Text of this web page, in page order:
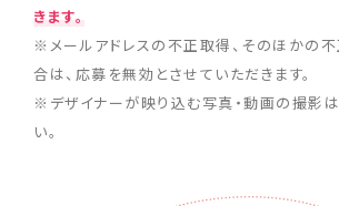
きます。
※メールアドレスの不正取得、そのほかの
合は、応募を無効とさせていただきます。
※デザイナーが映り込む写真・動画の撮影
い。